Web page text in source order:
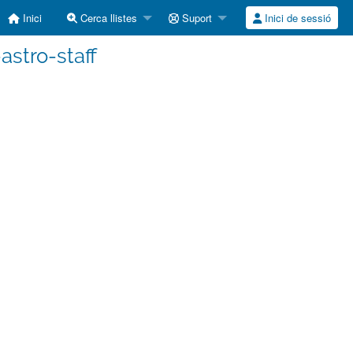
Inici Cerca llistes Suport Inici de sessió
staff